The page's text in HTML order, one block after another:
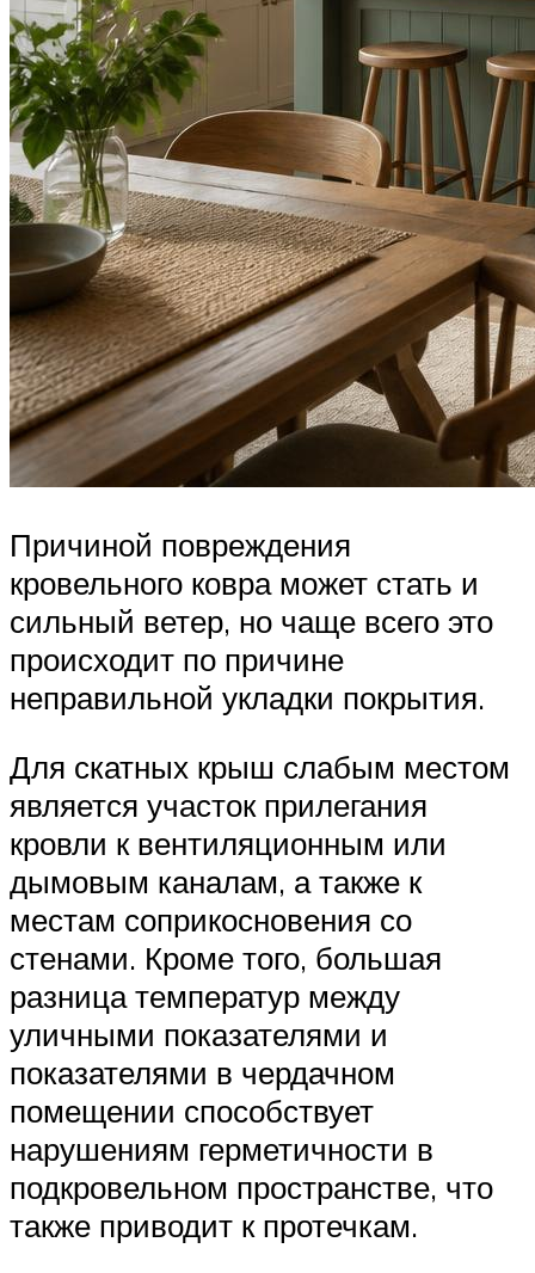
Причиной повреждения
кровельного ковра может стать и
сильный ветер, но чаще всего это
происходит по причине
неправильной укладки покрытия.
Для скатных крыш слабым местом
является участок прилегания
кровли к вентиляционным или
дымовым каналам, а также к
местам соприкосновения со
стенами. Кроме того, большая
разница температур между
уличными показателями и
показателями в чердачном
помещении способствует
нарушениям герметичности в
подкровельном пространстве, что
также приводит к протечкам.